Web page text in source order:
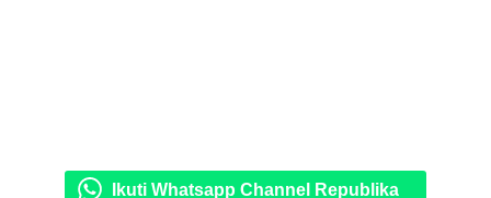
Ikuti Whatsapp Channel Republika